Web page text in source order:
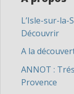
L’Isle-sur-la-
Découvrir
A la
ANNOT :
Provence